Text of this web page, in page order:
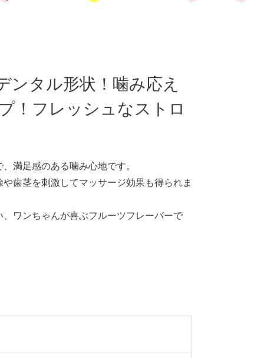
ンタル形状！噛み応え
！フレッシュなストロ
満足感のある噛み心地です。
や歯茎を刺激してマッサージ効果も得られま
、ワンちゃんが喜ぶフルーツフレーバーで